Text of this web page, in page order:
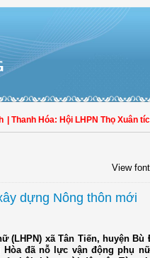
Hóa: Hội LHPN Thọ Xuân tích
View
dựng Nông thôn mới
(LHPN) xã Tân Tiến, huyện
đã nỗ lực vận động phụ